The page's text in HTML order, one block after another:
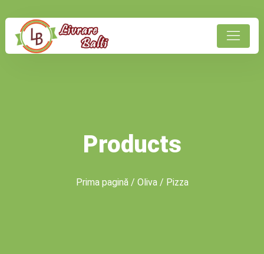
Products
Prima pagină/ Oliva/ Pizza